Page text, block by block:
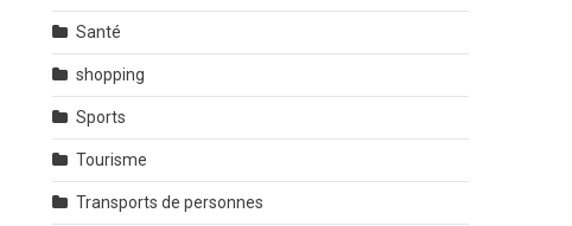
Santé
shopping
Sports
Tourisme
Transports de personnes